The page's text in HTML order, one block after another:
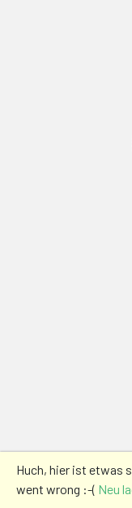
Huch, hier ist etwas
went wrong :-( Neu